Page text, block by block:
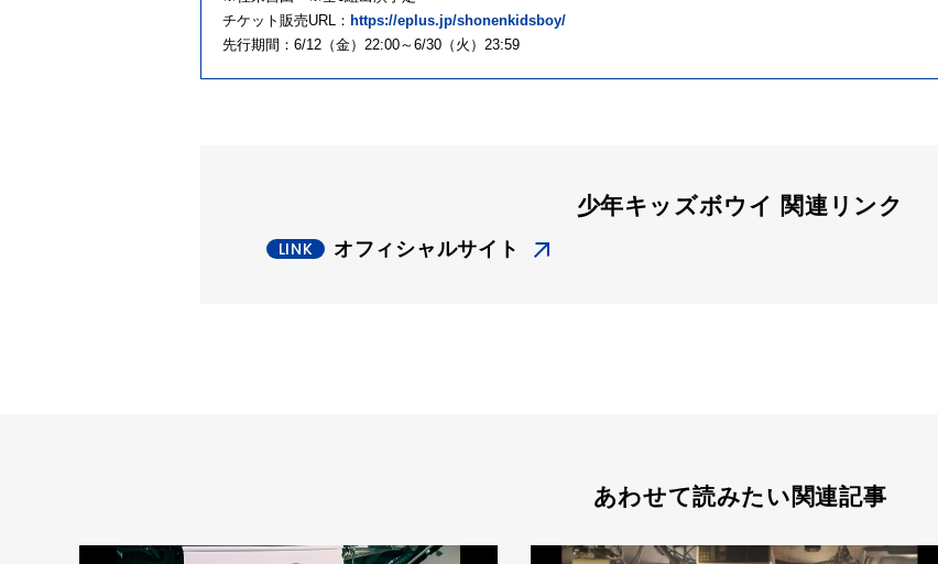
チケット販売URL： https://eplus.jp/shonenkidsboy/
先行期間：6/12（金）22:00～6/30（火）23:59
少年キッズボウイ 関連リンク
オフィシャルサイト
あわせて読みたい関連記事